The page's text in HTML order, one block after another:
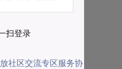
扫登录
放社区交流专区服务协